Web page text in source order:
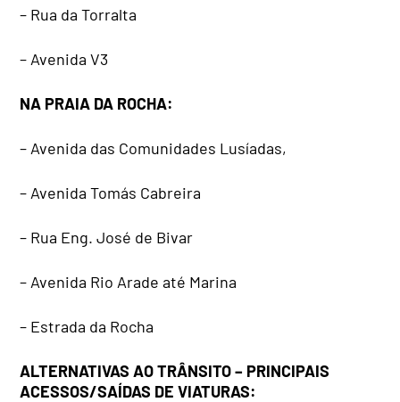
– Rua da Torralta
– Avenida V3
NA PRAIA DA ROCHA:
– Avenida das Comunidades Lusíadas,
– Avenida Tomás Cabreira
– Rua Eng. José de Bivar
– Avenida Rio Arade até Marina
– Estrada da Rocha
ALTERNATIVAS AO TRÂNSITO – PRINCIPAIS
ACESSOS/SAÍDAS DE VIATURAS: